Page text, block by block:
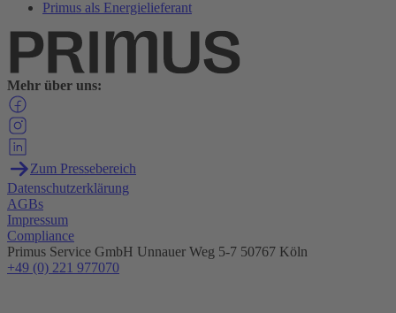
Primus als Energielieferant
Mehr über uns:
Zum Pressebereich
Datenschutzerklärung
AGBs
Impressum
Compliance
Primus Service GmbH Unnauer Weg 5-7 50767 Köln
+49 (0) 221 977070